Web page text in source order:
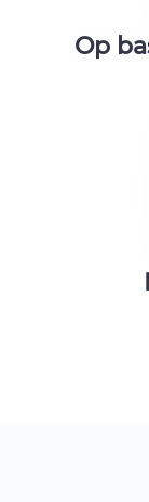
Op